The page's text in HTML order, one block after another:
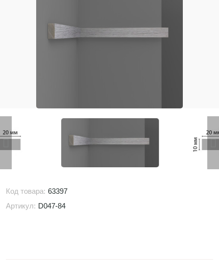
Код товара: 63397
Артикул: D047-84